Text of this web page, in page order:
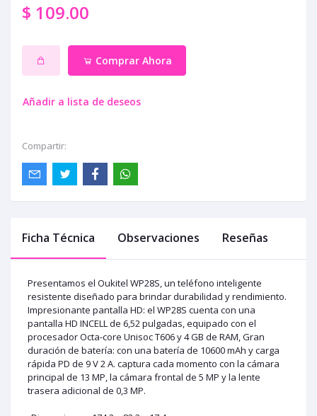
$ 109.00
Comprar Ahora
Añadir a lista de deseos
Compartir:
Ficha Técnica Observaciones Reseñas
Presentamos el Oukitel WP28S, un teléfono inteligente
resistente diseñado para brindar durabilidad y rendimiento.
Impresionante pantalla HD: el WP28S cuenta con una
pantalla HD INCELL de 6,52 pulgadas, equipado con el
procesador Octa-core Unisoc T606 y 4 GB de RAM, Gran
duración de batería: con una batería de 10600 mAh y carga
rápida PD de 9 V 2 A. captura cada momento con la cámara
principal de 13 MP, la cámara frontal de 5 MP y la lente
trasera adicional de 0,3 MP.